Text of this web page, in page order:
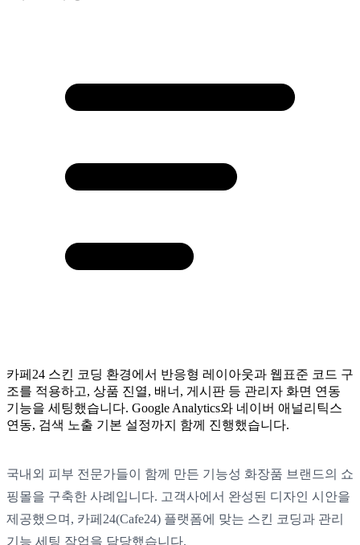
카페24 스킨 코딩 환경에서 반응형 레이아웃과 웹표준 코드 구
조를 적용하고, 상품 진열, 배너, 게시판 등 관리자 화면 연동
기능을 세팅했습니다. Google Analytics와 네이버 애널리틱스
연동, 검색 노출 기본 설정까지 함께 진행했습니다.
국내외 피부 전문가들이 함께 만든 기능성 화장품 브랜드의 쇼
핑몰을 구축한 사례입니다. 고객사에서 완성된 디자인 시안을
제공했으며, 카페24(Cafe24) 플랫폼에 맞는 스킨 코딩과 관리
기능 세팅 작업을 담당했습니다.